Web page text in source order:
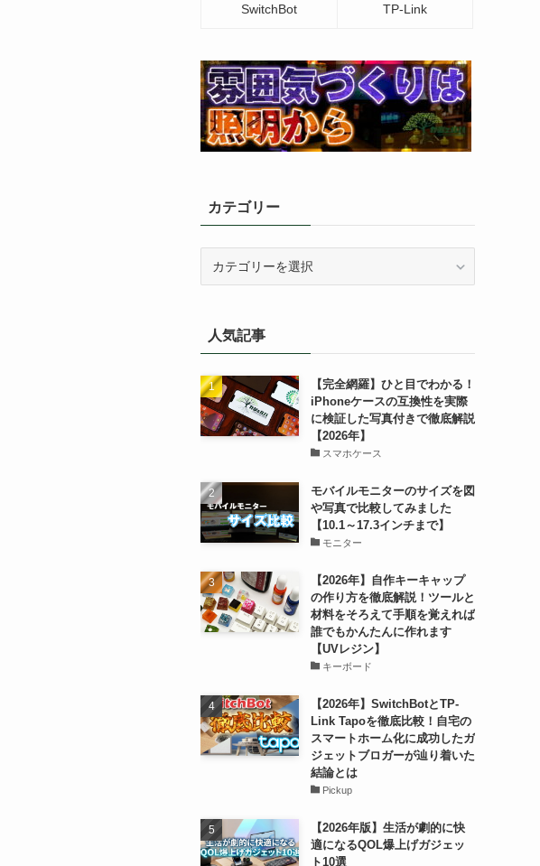
SwitchBot TP-Link
カテゴリー
ー人気記事
【完全網羅】ひと目でわかる！
iPhoneケースの互換性を実際
に検証した写真付きで徹底解説
【2026年】
スマホケース
モバイルモニターのサイズを図
や写真で比較してみました
【10.1～17.3インチまで】
モニター
【2026年】自作キーキャップ
の作り方を徹底解説！ツールと
材料をそろえて手順を覚えれば
誰でもかんたんに作れます
【UVレジン】
キーボード
【2026年】SwitchBotとTP-
Link Tapoを徹底比較！自宅の
スマートホーム化に成功したガ
ジェットブロガーが辿り着いた
結論とは
Pickup
【2026年版】生活が劇的に快
適になるQOL爆上げガジェッ
ト10選